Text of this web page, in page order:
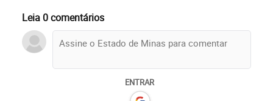
Leia 0 comentários
ENTRAR